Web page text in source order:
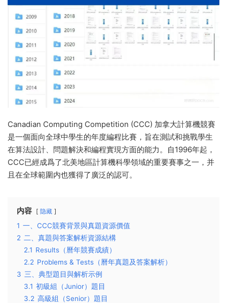
Canadian Computing Competition (CCC) 加拿大計算機競賽
是一個面向全球中學生的年度編程比賽，旨在測試和挑戰學生
在算法設計、問題解決和編程實現方面的能力。自1996年起，
CCC已經成爲了北美地區計算機科學領域的重要賽事之一，并
且在全球範圍内也獲得了廣泛的認可。
内容 隐藏
1 一、CCC競賽背景與真題資源價值
2 二、真題與答案解析資源結構
2.1 Results（曆年競賽成績）
2.2 Problems & Tests（曆年真題及答案解析）
3 三、典型題目與解析示例
3.1 初級組（Junior）題目
3.2 高級組（Senior）題目